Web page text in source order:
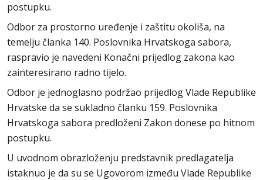
postupku.
Odbor za prostorno uređenje i zaštitu okoliša, na
temelju članka 140. Poslovnika Hrvatskoga sabora,
raspravio je navedeni Konačni prijedlog zakona kao
zainteresirano radno tijelo.
Odbor je jednoglasno podržao prijedlog Vlade Republike
Hrvatske da se sukladno članku 159. Poslovnika
Hrvatskoga sabora predloženi Zakon donese po hitnom
postupku.
U uvodnom obrazloženju predstavnik predlagatelja
istaknuo je da su se Ugovorom između Vlade Republike